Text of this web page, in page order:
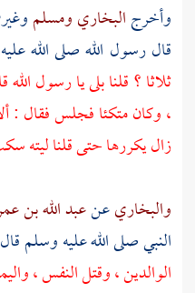
وأخرجالبخاريومسلم
قال رسول الله صلى الله
ثلاثا ؟ قلنا بلى يا رسول
، وكان متكئا فجلس فقال :
زال يكررها حتى قلنا ليته
والبخاريعنعبد الله بن
النبي صلى الله عليه وسلم
الوالدين ، وقتل النفس ،